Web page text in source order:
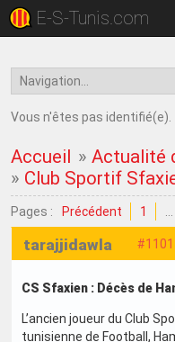
E-S-Tunis.com
Vous n'êtes pas identifié(e).
Accueil »Actualité
» Club Sportif
Pages : Précédent 1
#1101
tarajjidawla
CS Sfaxien : Décès de
L’ancien joueur du Club
tunisienne de Football,